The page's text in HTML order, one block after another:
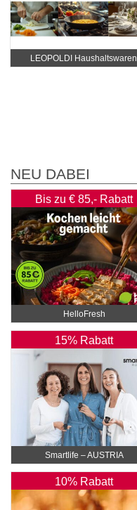
LEOPOLDI Haushaltswaren
NEU DABEI
Bis zu € 85,- Rabatt
HelloFresh
15% Rabatt
Smartlife – AUSTRIA
10% Rabatt